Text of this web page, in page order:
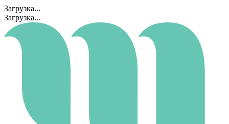
Загрузка...
Загрузка...